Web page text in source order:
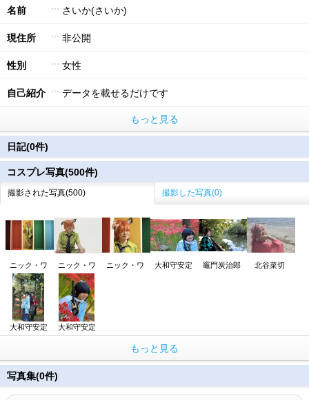
名前 さいか(さいか)
現住所 非公開
性別 女性
自己紹介 データを載せるだけです
もっと見る
日記(0件)
コスプレ写真(500件)
撮影された写真(500) 撮影した写真(0)
ニック・ワ ニック・ワ ニック・ワ 大和守安定 竈門炭治郎 北谷菜切
大和守安定 大和守安定
もっと見る
写真集(0件)